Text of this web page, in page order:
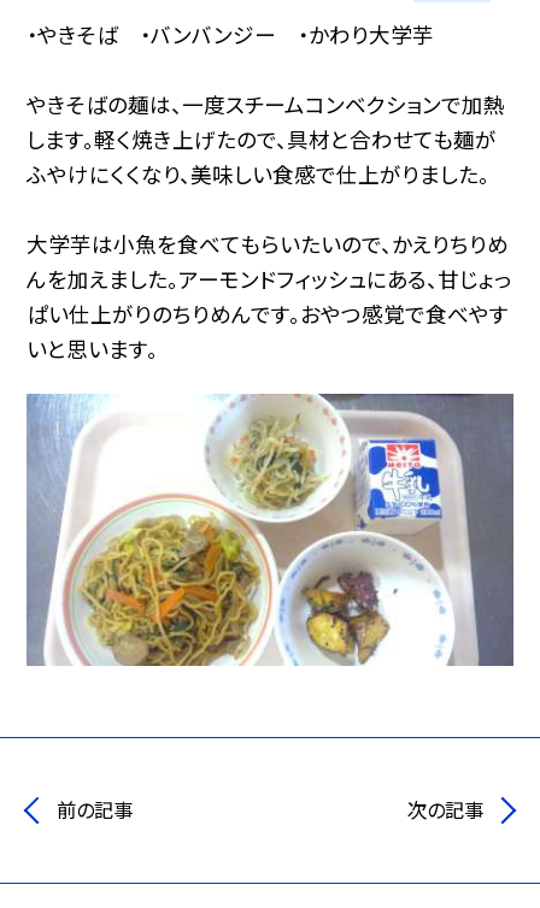
・やきそば ・バンバンジー ・かわり大学芋
やきそばの麺は、一度スチームコンベクションで加熱
します。軽く焼き上げたので、具材と合わせても麺が
ふやけにくくなり、美味しい食感で仕上がりました。
大学芋は小魚を食べてもらいたいので、かえりちりめ
んを加えました。アーモンドフィッシュにある、甘じょっ
ぱい仕上がりのちりめんです。おやつ感覚で食べやす
いと思います。
前の記事 次の記事